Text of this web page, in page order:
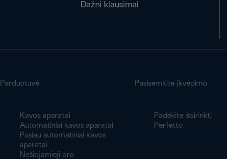
Dažni klausimai
Parduotuvė
Kavos aparatai
Automatiniai kavos aparatai
Pusiau automatiniai kavos
aparatai
Nešiojamieji oro
Pasisemkite įkvėpimo
Padėkite išsirinkti
Perfetto